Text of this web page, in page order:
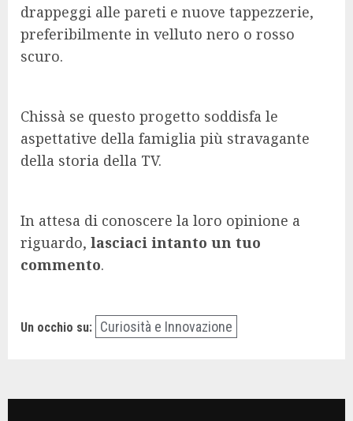
drappeggi alle pareti e nuove tappezzerie,
preferibilmente in velluto nero o rosso
scuro.
Chissà se questo progetto soddisfa le
aspettative della famiglia più stravagante
della storia della TV.
In attesa di conoscere la loro opinione a
riguardo, lasciaci intanto un tuo
commento.
Un occhio su: Curiosità e Innovazione